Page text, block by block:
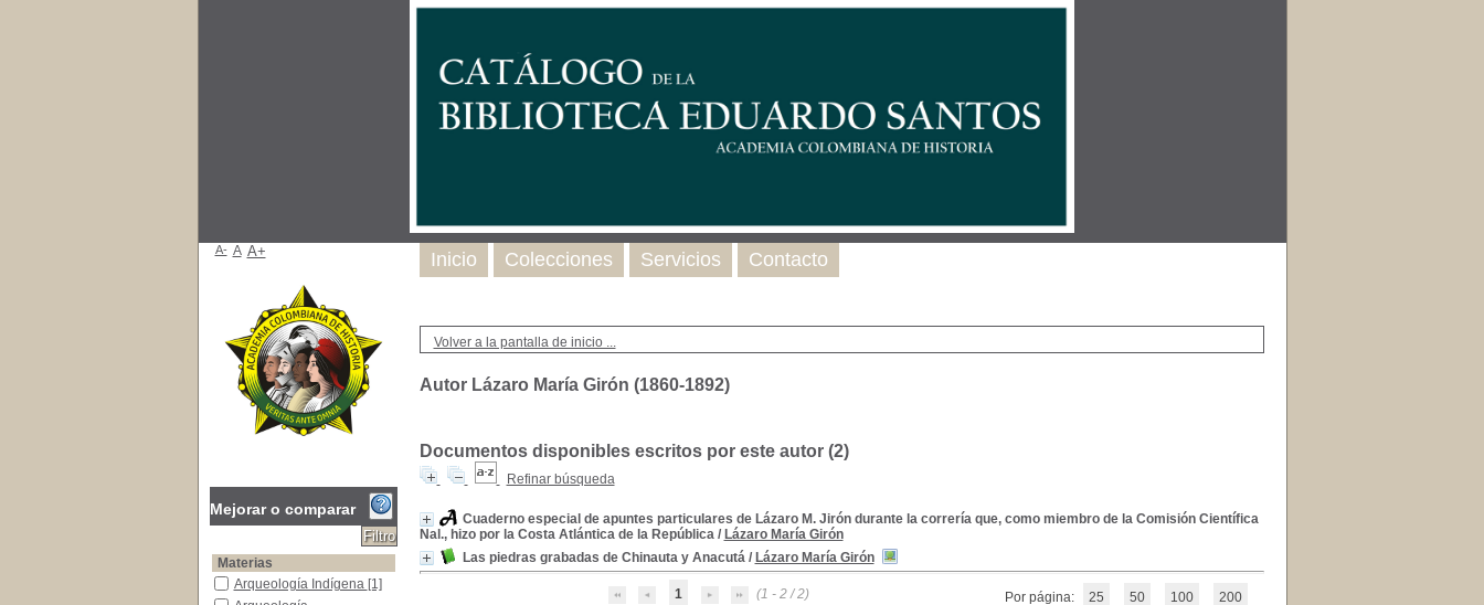
Volver a la pantalla de inicio ...
Autor Lázaro María Girón (1860-1892)
Documentos disponibles escritos por este autor (2)
Refinar búsqueda
Cuaderno especial de apuntes particulares de Lázaro M. Jirón durante la correría que, como miembro de la Comisión Científica
Nal., hizo por la Costa Atlántica de la República/ Lázaro María Girón
Las piedras grabadas de Chinauta y Anacutá/ Lázaro María Girón
1 (1 - 2 / 2) Por página: 25 50 100 200
Inicio Colecciones Servicios Contacto
A- A A+
Mejorar o comparar
Materias
Arqueología Indígena
Arqueología Indígena [1]